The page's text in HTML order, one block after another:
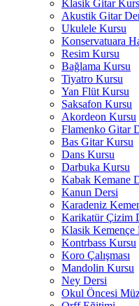
Klasik Gitar
Akustik Gitar
Ukulele Kursu
Konservatuara
Resim Kursu
Bağlama Kursu
Tiyatro Kursu
Yan Flüt Kursu
Saksafon Kursu
Akordeon Kursu
Flamenko Gitar
Bas Gitar Kursu
Dans Kursu
Darbuka Kursu
Kabak Kemane
Kanun Dersi
Karadeniz
Karikatür Çizim
Klasik Kemençe
Kontrbass Kursu
Koro Çalışması
Mandolin Kursu
Ney Dersi
Okul Öncesi